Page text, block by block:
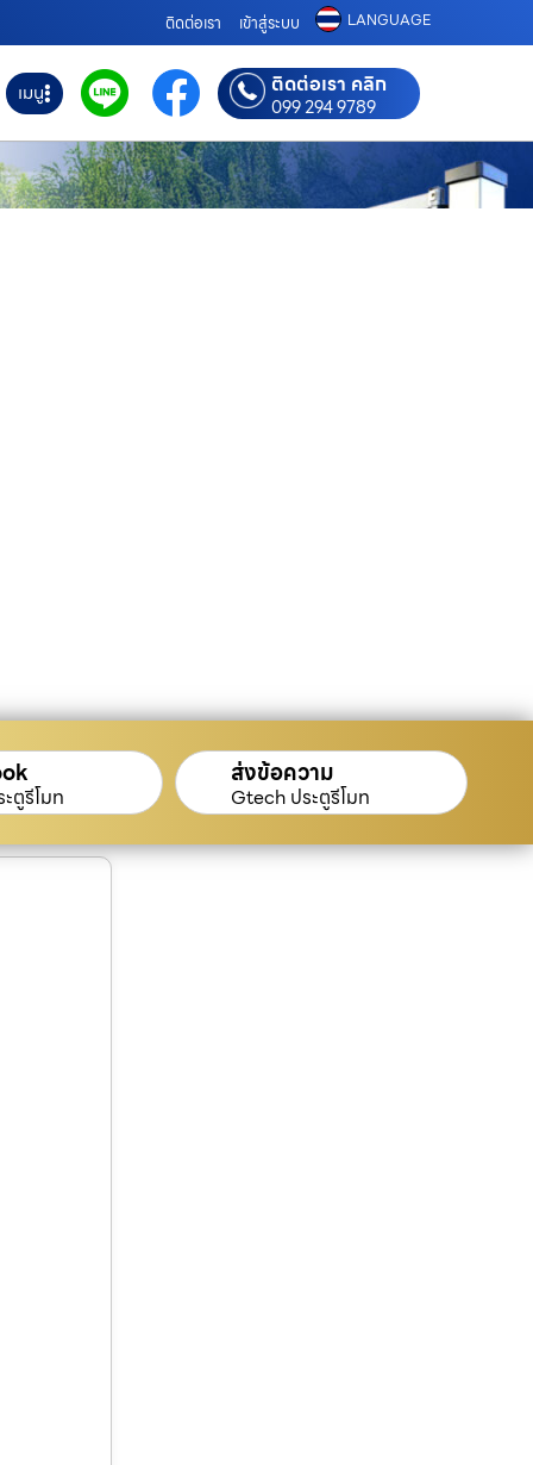
ติดต่อเรา เข้าสู่ระบบ LANGUAGE
เมนู ติดต่อเรา คลิก
099 294 9789
ตูรีโมท
ส่งข้อความ
Gtech ประตูรีโมท